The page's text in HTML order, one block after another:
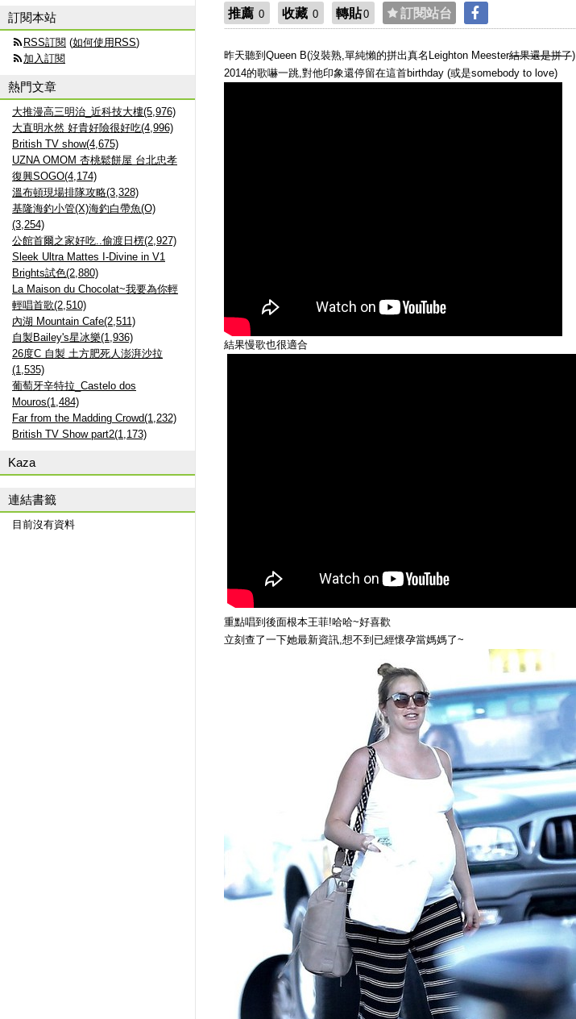
推薦 0 收藏 0 轉貼0 訂閱站台
昨天聽到Queen B(沒裝熟,單純懶的拼出真名Leighton Meester結果還是拼了)
2014的歌嚇一跳,對他印象還停留在這首birthday (或是somebody to love)
結果慢歌也很適合
重點唱到後面根本王菲!哈哈~好喜歡
立刻查了一下她最新資訊,想不到已經懷孕當媽媽了~
訂閱本站
RSS訂閱 (如何使用RSS)
加入訂閱
熱門文章
大推漫高三明治_近科技大樓(5,976)
大直明水然 好貴好險很好吃(4,996)
British TV show(4,675)
UZNA OMOM 杏桃鬆餅屋 台北忠孝
復興SOGO(4,174)
溫布頓現場排隊攻略(3,328)
基隆海釣小管(X)海釣白帶魚(O)
(3,254)
公館首爾之家好吃..偷渡日楞(2,927)
Sleek Ultra Mattes I-Divine in V1
Brights試色(2,880)
La Maison du Chocolat~我要為你輕
輕唱首歌(2,510)
內湖 Mountain Cafe(2,511)
自製Bailey's星冰樂(1,936)
26度C 自製 土方肥死人澎湃沙拉
(1,535)
葡萄牙辛特拉_Castelo dos
Mouros(1,484)
Far from the Madding Crowd(1,232)
British TV Show part2(1,173)
Kaza
連結書籤
目前沒有資料